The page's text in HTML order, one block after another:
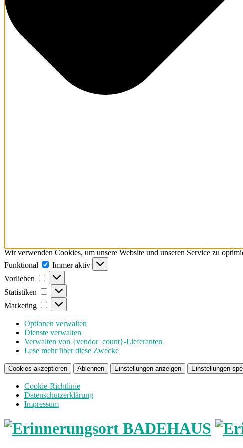
Wir verwenden Cookies, um unsere Website und unseren Service zu
Funktional
Funktional
Immer aktiv
Vorlieben
Vorlieben
Statistiken Statistiken
Marketing Marketing
Optionen verwalten
Dienste verwalten
Verwalten von {vendor_count}-Lieferanten
Lese mehr über diese Zwecke
Cookies akzeptieren Ablehnen Einstellungen anzeigen Einstellungen
Cookie-Richtlinie
Datenschutzerklärung
Impressum